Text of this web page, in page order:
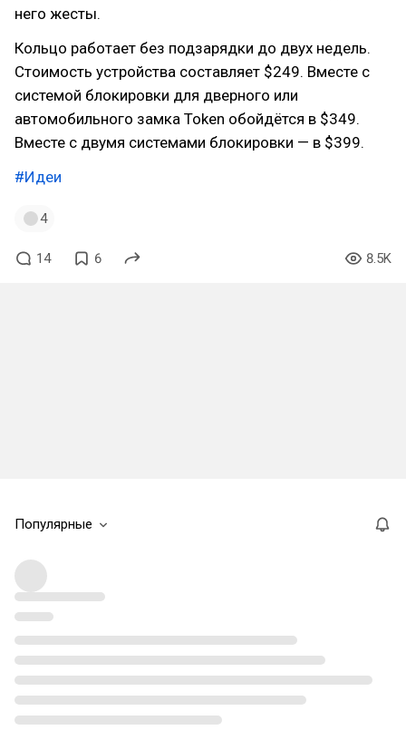
него жесты.
Кольцо работает без подзарядки до двух недель.
Стоимость устройства составляет $249. Вместе с
системой блокировки для дверного или
автомобильного замка Token обойдётся в $349.
Вместе с двумя системами блокировки — в $399.
#Идеи
4
14 6 8.5K
Популярные